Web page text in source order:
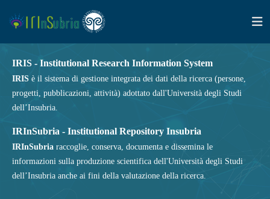
IRIS - Institutional Research Information System
IRIS è il sistema di gestione integrata dei dati della ricerca (persone,
progetti, pubblicazioni, attività) adottato dall'Università degli Studi
dell’Insubria.
IRInSubria - Institutional Repository Insubria
IRInSubria raccoglie, conserva, documenta e dissemina le
informazioni sulla produzione scientifica dell'Università degli Studi
dell’Insubria anche ai fini della valutazione della ricerca.